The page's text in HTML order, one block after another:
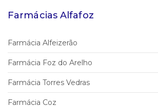
Farmácias Alfafoz
Farmácia Alfeizerão
Farmácia Foz do Arelho
Farmácia Torres Vedras
Farmácia Coz